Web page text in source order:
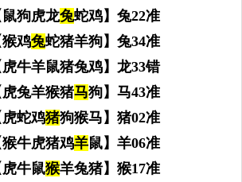
狗虎龙兔蛇鸡】兔22准
鸡兔蛇猪羊狗】兔34准
牛羊鼠猪兔鸡】龙33错
兔羊猴猪马狗】马43准
蛇鸡猪狗猴马】猪02准
牛虎猪鸡羊鼠】羊06准
牛鼠猴羊兔猪】猴17准